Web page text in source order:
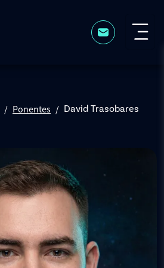
Ponentes David Trasobares